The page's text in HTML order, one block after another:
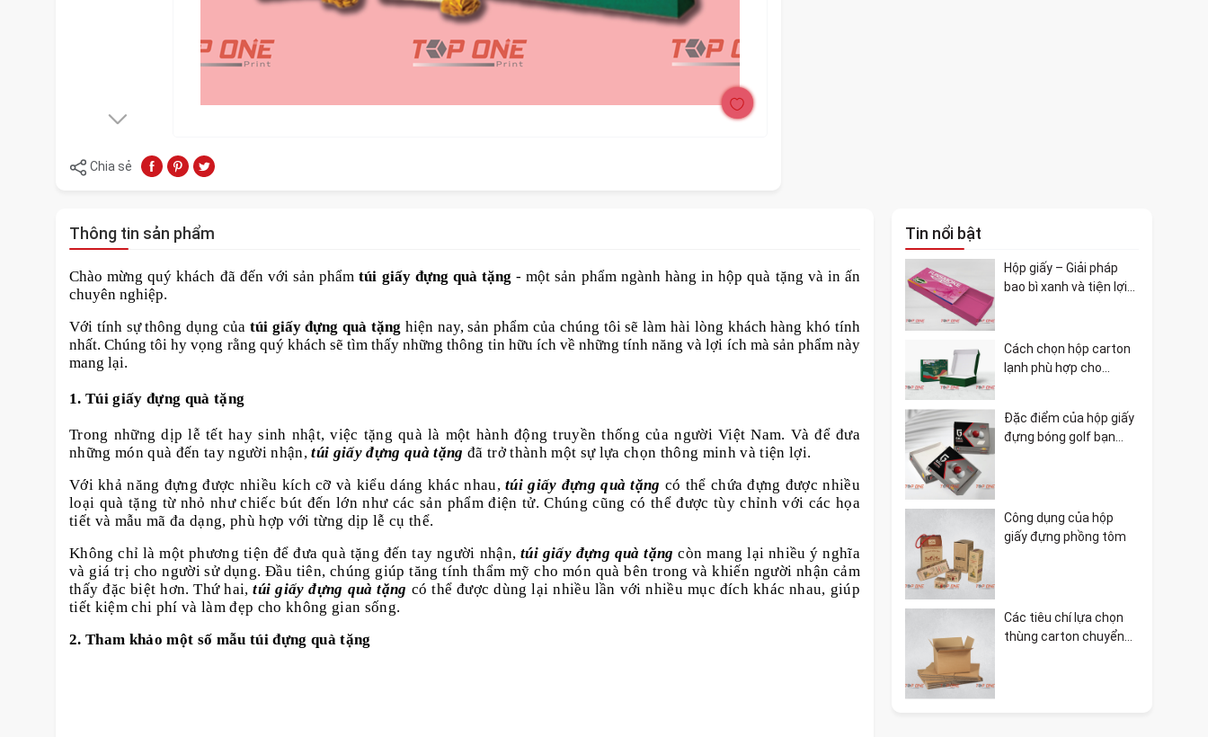
Chia sẻ
Thông tin sản phẩm
Chào mừng quý khách đã đến với sản phẩmtúi giấy đựng quà tặng - một sản phẩm ngành hàng in hộp quà tặng và in ấn
chuyên nghiệp.
Với tính sự thông dụng của túi giấy đựng quà tặng hiện nay, sản phẩm của chúng tôi sẽ làm hài lòng khách hàng khó tính
nhất. Chúng tôi hy vọng rằng quý khách sẽ tìm thấy những thông tin hữu ích về những tính năng và lợi ích mà sản phẩm này
mang lại.
1. Túi giấy đựng quà tặng
Trong những dịp lễ tết hay sinh nhật, việc tặng quà là một hành động truyền thống của người Việt Nam. Và để đưa
những món quà đến tay người nhận,túi giấy đựng quà tặng đã trở thành một sự lựa chọn thông minh và tiện lợi.
Với khả năng đựng được nhiều kích cỡ và kiểu dáng khác nhau,túi giấy đựng quà tặng có thể chứa đựng được nhiều
loại quà tặng từ nhỏ như chiếc bút đến lớn như các sản phẩm điện tử. Chúng cũng có thể được tùy chỉnh với các họa
tiết và mẫu mã đa dạng, phù hợp với từng dịp lễ cụ thể.
Không chỉ là một phương tiện để đưa quà tặng đến tay người nhận, túi giấy đựng quà tặng còn mang lại nhiều ý nghĩa
và giá trị cho người sử dụng. Đầu tiên, chúng giúp tăng tính thẩm mỹ cho món quà bên trong và khiến người nhận cảm
thấy đặc biệt hơn. Thứ hai,túi giấy đựng quà tặng có thể được dùng lại nhiều lần với nhiều mục đích khác nhau, giúp
tiết kiệm chi phí và làm đẹp cho không gian sống.
2. Tham khảo một số mẫu túi đựng quà tặng
Tin nổi bật
Hộp giấy – Giải pháp
bao bì xanh và tiện lợi
Cách chọn hộp carton
lạnh phù hợp cho
Đặc điểm của hộp giấy
đựng bóng golf bạn
Công dụng của hộp
giấy đựng phồng tôm
Các tiêu chí lựa chọn
thùng carton chuyển